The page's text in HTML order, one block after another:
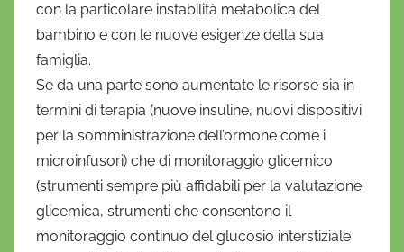
i
o
con la particolare instabilità metabolica del
bambino e con le nuove esigenze della sua
famiglia.
Se da una parte sono aumentate le risorse sia in
termini di terapia (nuove insuline, nuovi dispositivi
per la somministrazione dell’ormone come i
microinfusori) che di monitoraggio glicemico
(strumenti sempre più affidabili per la valutazione
glicemica, strumenti che consentono il
monitoraggio continuo del glucosio interstiziale